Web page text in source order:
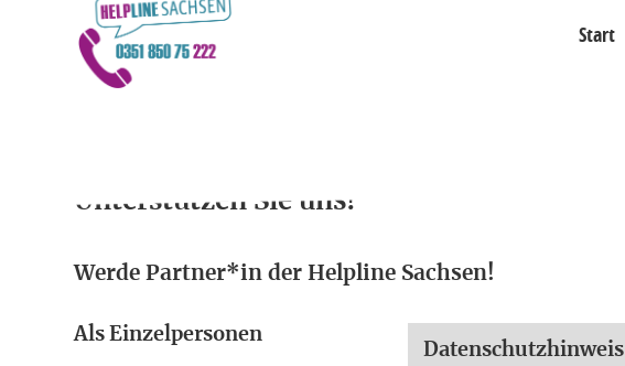
Start
Kontakt
Unterstützen Sie uns!
Werde Partner*in der Helpline Sachsen!
Als Einzelpersonen
Datenschutzhinweis